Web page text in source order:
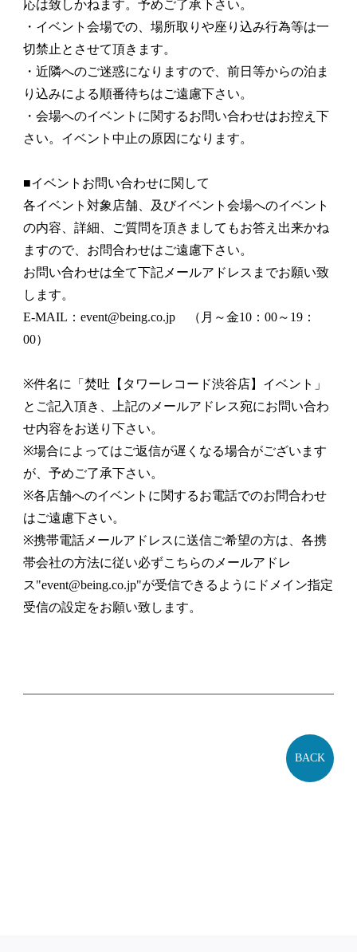
応は致しかねます。予めご了承下さい。
・イベント会場での、場所取りや座り込み行為等は一
切禁止とさせて頂きます。
・近隣へのご迷惑になりますので、前日等からの泊ま
り込みによる順番待ちはご遠慮下さい。
・会場へのイベントに関するお問い合わせはお控え下
さい。イベント中止の原因になります。
■イベントお問い合わせに関して
各イベント対象店舗、及びイベント会場へのイベント
の内容、詳細、ご質問を頂きましてもお答え出来かね
ますので、お問合わせはご遠慮下さい。
お問い合わせは全て下記メールアドレスまでお願い致
します。
E-MAIL： event@being.co.jp（月～金10：00～19：
00）
※件名に「焚吐【タワーレコード渋谷店】イベント」
とご記入頂き、上記のメールアドレス宛にお問い合わ
せ内容をお送り下さい。
※場合によってはご返信が遅くなる場合がございます
が、予めご了承下さい。
※各店舗へのイベントに関するお電話でのお問合わせ
はご遠慮下さい。
※携帯電話メールアドレスに送信ご希望の方は、各携
帯会社の方法に従い必ずこちらのメールアドレ
ス"event@being.co.jp"が受信できるようにドメイン指定
受信の設定をお願い致します。
BACK